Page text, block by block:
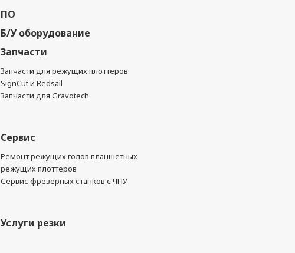
ПО
Б/У оборудование
Запчасти
Запчасти для режущих плоттеров
SignCut и Redsail
Запчасти для Gravotech
Сервис
Ремонт режущих голов планшетных
режущих плоттеров
Сервис фрезерных станков с ЧПУ
Услуги резки